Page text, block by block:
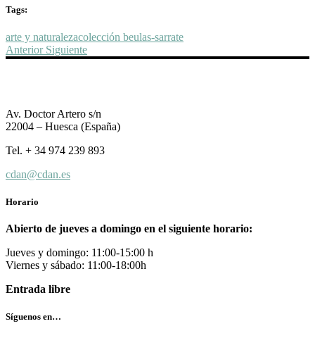
Tags:
arte y naturalezacolección beulas-sarrate
Anterior Siguiente
Av. Doctor Artero s/n
22004 – Huesca (España)
Tel. + 34 974 239 893
cdan@cdan.es
Horario
Abierto de jueves a domingo en el siguiente horario:
Jueves y domingo: 11:00-15:00 h
Viernes y sábado: 11:00-18:00h
Entrada libre
Síguenos en…